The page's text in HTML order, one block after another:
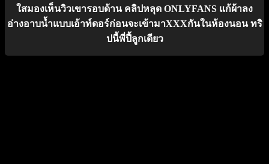
ใสมองเห็นวิวเขารอบด้าน คลิปหลุด ONLYFANS แก้ผ้าลง
อ่างอาบน้ำแบบเอ้าท์ดอร์ก่อนจะเข้ามาXXXกันในห้องนอน ทริ
ปนี้พี่ปี้ลูกเดียว